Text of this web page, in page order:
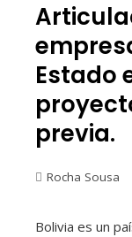
Estado
previa.
Rocha Sousa
Bolivia es un